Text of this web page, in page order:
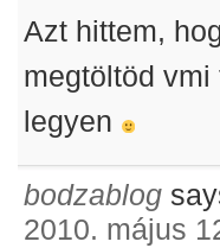
Azt hittem,
megtöltöd
legyen
bodzablog
2010. május